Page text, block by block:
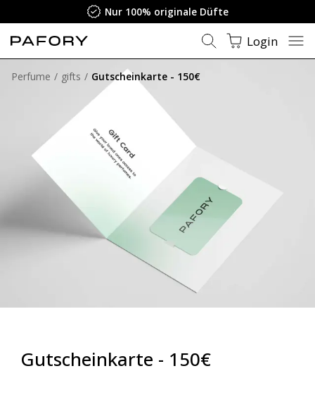
Nur 100% originale Düfte
Login
Perfume gifts Gutscheinkarte - 150€
Gutscheinkarte - 150€